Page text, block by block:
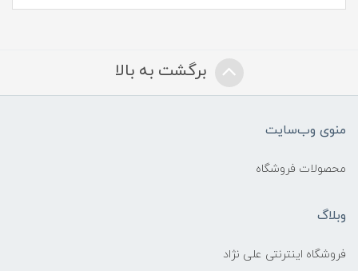
برگشت به بالا
منوی وب‌سایت
محصولات فروشگاه
وبلاگ
فروشگاه اینترنتی علی نژاد